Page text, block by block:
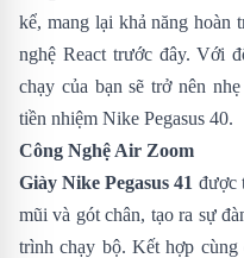
kể, mang lại khả năng hoàn
nghệ React trước đây. Với
chạy của bạn sẽ trở nên
tiền nhiệm Nike Pegasus 40.
Công Nghệ Air Zoom
Giày Nike Pegasus 41 được
mũi và gót chân, tạo ra sự
trình chạy bộ. Kết hợp cùng